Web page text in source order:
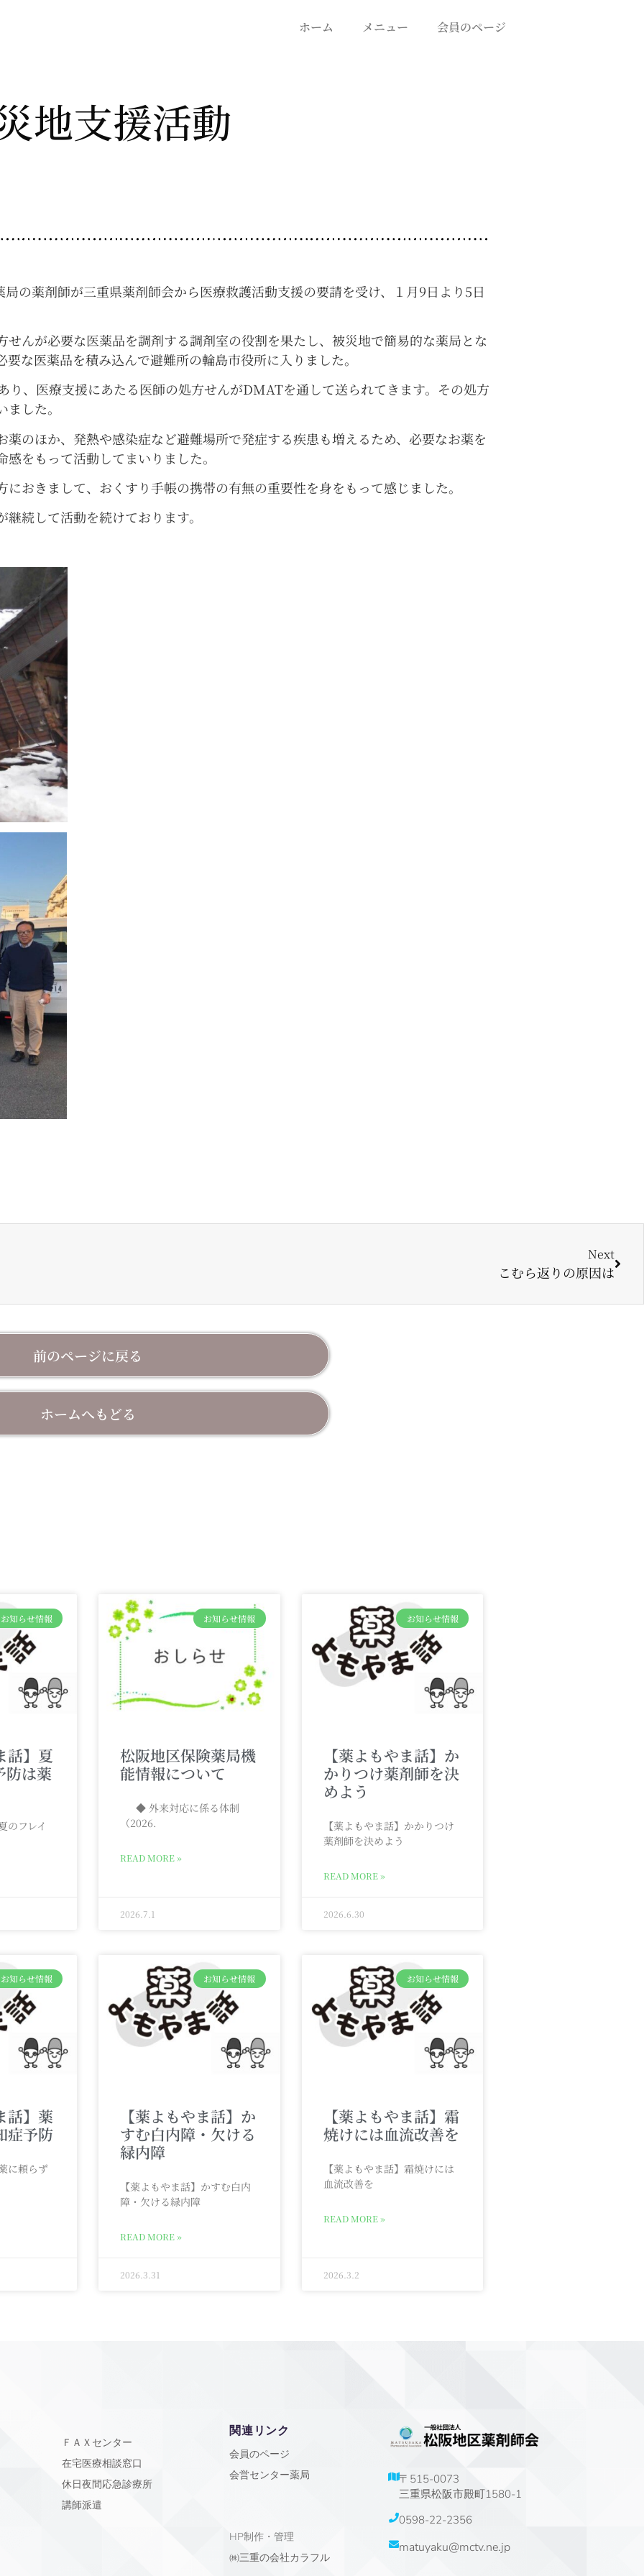
ホーム メニュー 会員のページ
地支援活動
の薬剤師が三重県薬剤師会から医療救護活動支援の要請を受け、１月9日より5日
んが必要な医薬品を調剤する調剤室の役割を果たし、被災地で簡易的な薬局とな
な医薬品を積み込んで避難所の輪島市役所に入りました。
、医療支援にあたる医師の処方せんがDMATを通して送られてきます。その処方
した。
のほか、発熱や感染症など避難場所で発症する疾患も増えるため、必要なお薬を
をもって活動してまいりました。
おきまして、おくすり手帳の携帯の有無の重要性を身をもって感じました。
続して活動を続けております。
Next
こむら返りの原因は
前のページに戻る
ホームへもどる
お知らせ情報
話】夏
防は薬
のフレイ
お知らせ情報
松阪地区保険薬局機
能情報について
◆ 外来対応に係る体制
（2026.
READ MORE »
2026.7.1
お知らせ情報
【薬よもやま話】か
かりつけ薬剤師を決
めよう
【薬よもやま話】かかりつけ
薬剤師を決めよう
READ MORE »
2026.6.30
お知らせ情報
話】薬
症予防
に頼らず
お知らせ情報
【薬よもやま話】か
すむ白内障・欠ける
緑内障
【薬よもやま話】かすむ白内
障・欠ける緑内障
READ MORE »
2026.3.31
お知らせ情報
【薬よもやま話】霜
焼けには血流改善を
【薬よもやま話】霜焼けには
血流改善を
READ MORE »
2026.3.2
ＦＡＸセンター
在宅医療相談窓口
休日夜間応急診療所
講師派遣
関連リンク
会員のページ
会営センター薬局
HP制作・管理
㈱三重の会社カラフル
〒515-0073
三重県松阪市殿町1580-1
0598-22-2356
matuyaku@mctv.ne.jp